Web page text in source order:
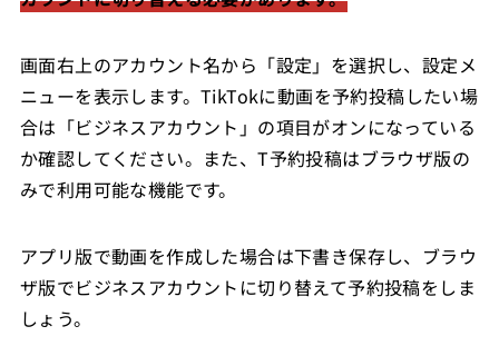
画面右上のアカウント名から「設定」を選択し、設定メ
ニューを表示します。TikTokに動画を予約投稿したい場
合は「ビジネスアカウント」の項目がオンになっている
か確認してください。また、T予約投稿はブラウザ版の
みで利用可能な機能です。
アプリ版で動画を作成した場合は下書き保存し、ブラウ
ザ版でビジネスアカウントに切り替えて予約投稿をしま
しょう。